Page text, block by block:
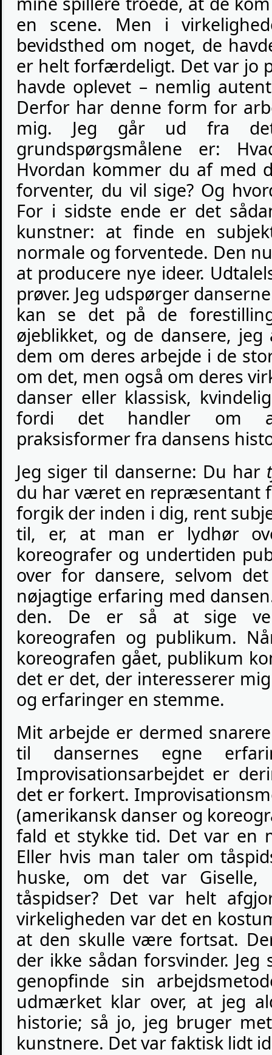
en scene. Men i
bevidsthed om noget, de
er helt forfærdeligt. Det var jo
havde oplevet – nemlig
Derfor har denne form for
mig. Jeg går ud fra
grundspørgsmålene er:
Hvordan kommer du af
forventer, du vil sige? Og
For i sidste ende er det
kunstner: at finde en
normale og forventede. Den
at producere nye ideer.
prøver. Jeg udspørger
kan se det på de
øjeblikket, og de dansere,
dem om deres arbejde i de
om det, men også om deres
danser eller klassisk,
fordi det handler om
praksisformer fra dansens
Jeg siger til danserne: Du har
du har været en repræsentant
forgik der inden i dig, rent
til, er, at man er lydhør
koreografer og undertiden
over for dansere, selvom
nøjagtige erfaring med
den. De er så at sige
koreografen og publikum.
koreografen gået, publikum
det er det, der interesserer
og erfaringer en stemme.
Mit arbejde er dermed
til dansernes egne
Improvisationsarbejdet er
det er forkert.
(amerikansk danser og
fald et stykke tid. Det var en
Eller hvis man taler om
huske, om det var
tåspidser? Det var helt
virkeligheden var det en
at den skulle være fortsat.
der ikke sådan forsvinder.
genopfinde sin
udmærket klar over, at jeg
historie; så jo, jeg bruger
kunstnere. Det var faktisk lidt